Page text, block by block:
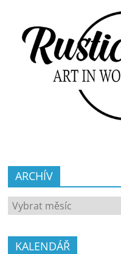
ARCHÍV
ARCHÍV
KALENDÁŘ